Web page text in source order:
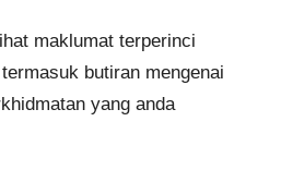
maklumat terperinci
butiran mengenai
yang anda